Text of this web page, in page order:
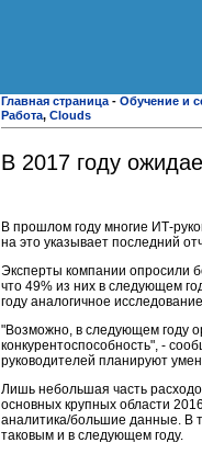
Главная страница - Обучение и
Работа, Clouds
В 2017 году
В прошлом году многие ИТ-
на это указывает последний
Эксперты компании опросили
что 49% из них в следующем
году аналогичное
"Возможно, в следующем году
конкурентоспособность", -
руководителей планируют
Лишь небольшая часть
основных крупных области
аналитика/большие данные. В
таковым и в следующем году.